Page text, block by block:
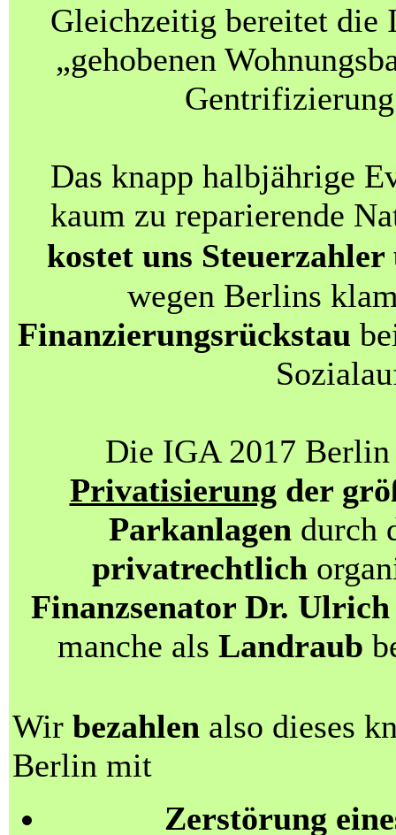
Gleichzeitig bereitet die
„gehobenen
Das knapp halbjährige
kaum zu reparierende
kostet uns
wegen Berlins
Finanzierungsrückstau
Die IGA 2017
Privatisierung der
Parkanlagendurch
privatrechtlich
Finanzsenator Dr.
manche als Landraub
Wir bezahlen also dieses
Berlin mit
Zerstörung